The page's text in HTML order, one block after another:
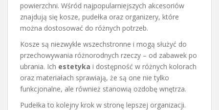
powierzchni. Wśród najpopularniejszych akcesoriów
znajdują się kosze, pudełka oraz organizery, które
można dostosować do różnych potrzeb.
Kosze są niezwykle wszechstronne i mogą służyć do
przechowywania różnorodnych rzeczy – od zabawek po
ubrania. Ich estetyka i dostępność w różnych kolorach
oraz materiałach sprawiają, że są one nie tylko
funkcjonalne, ale również stanowią ozdobę wnętrza.
Pudełka to kolejny krok w stronę lepszej organizacji.